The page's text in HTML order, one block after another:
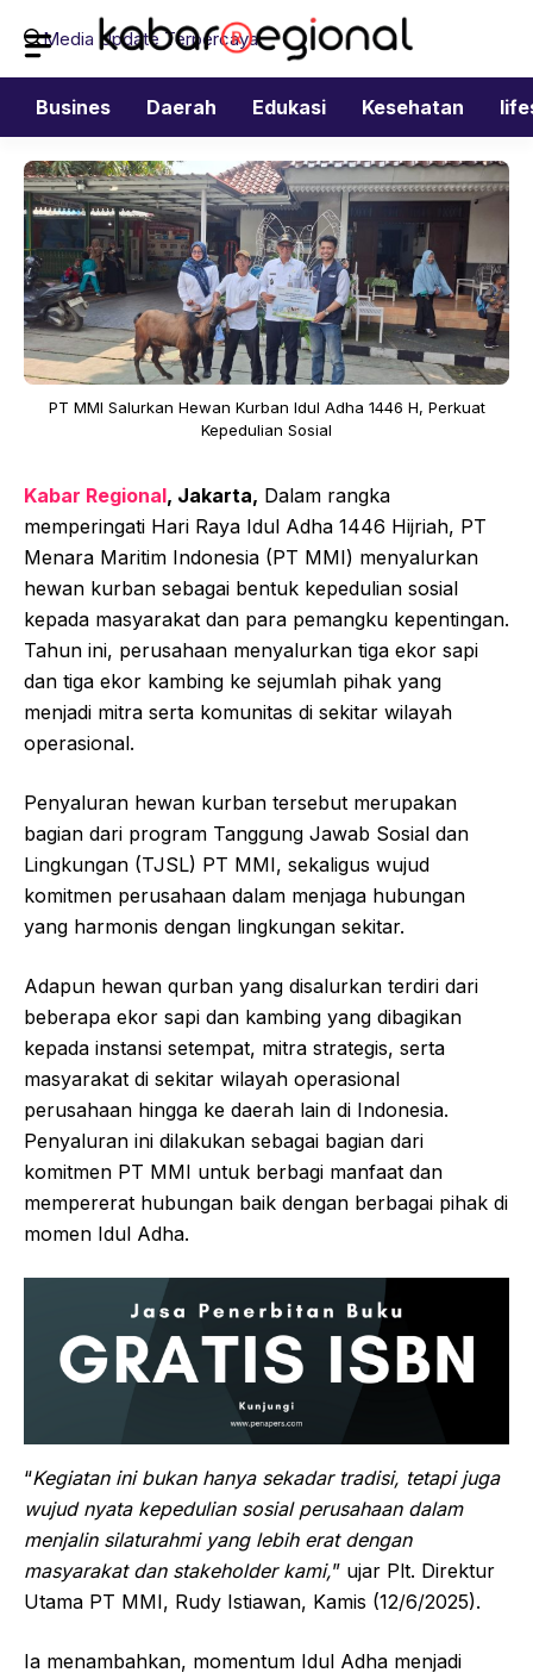
isi
Media Update Terpercaya
Busines Daerah Edukasi Kesehatan
PT MMI Salurkan Hewan Kurban Idul Adha 1446 H, Perkuat
Kepedulian Sosial
Kabar Regional, Jakarta, Dalam rangka
memperingati Hari Raya Idul Adha 1446 Hijriah, PT
Menara Maritim Indonesia (PT MMI) menyalurkan
hewan kurban sebagai bentuk kepedulian sosial
kepada masyarakat dan para pemangku kepentingan.
Tahun ini, perusahaan menyalurkan tiga ekor sapi
dan tiga ekor kambing ke sejumlah pihak yang
menjadi mitra serta komunitas di sekitar wilayah
operasional.
Penyaluran hewan kurban tersebut merupakan
bagian dari program Tanggung Jawab Sosial dan
Lingkungan (TJSL) PT MMI, sekaligus wujud
komitmen perusahaan dalam menjaga hubungan
yang harmonis dengan lingkungan sekitar.
Adapun hewan qurban yang disalurkan terdiri dari
beberapa ekor sapi dan kambing yang dibagikan
kepada instansi setempat, mitra strategis, serta
masyarakat di sekitar wilayah operasional
perusahaan hingga ke daerah lain di Indonesia.
Penyaluran ini dilakukan sebagai bagian dari
komitmen PT MMI untuk berbagi manfaat dan
mempererat hubungan baik dengan berbagai pihak di
momen Idul Adha.
“Kegiatan ini bukan hanya sekadar tradisi, tetapi juga
wujud nyata kepedulian sosial perusahaan dalam
menjalin silaturahmi yang lebih erat dengan
masyarakat dan stakeholder kami,” ujar Plt. Direktur
Utama PT MMI, Rudy Istiawan, Kamis (12/6/2025).
Ia menambahkan, momentum Idul Adha menjadi